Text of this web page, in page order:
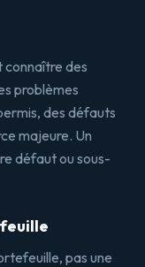
des
problèmes
des défauts
majeure. Un
défaut ou sous-
pas une